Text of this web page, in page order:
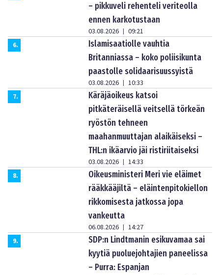
– pikkuveli rehenteli veriteolla
ennen karkotustaan
03.08.2026 | 09:21
6.
Islamisaatiolle vauhtia
Britanniassa – koko poliisikunta
paastolle solidaarisuussyistä
03.08.2026 | 10:33
7.
Käräjäoikeus katsoi
pitkäteräisellä veitsellä törkeän
ryöstön tehneen
maahanmuuttajan alaikäiseksi –
THL:n ikäarvio jäi ristiriitaiseksi
03.08.2026 | 14:33
8.
Oikeusministeri Meri vie eläimet
rääkkääjiltä – eläintenpitokiellon
rikkomisesta jatkossa jopa
vankeutta
06.08.2026 | 14:27
9.
SDP:n Lindtmanin esikuvamaa sai
kyytiä puoluejohtajien paneelissa
– Purra: Espanjan